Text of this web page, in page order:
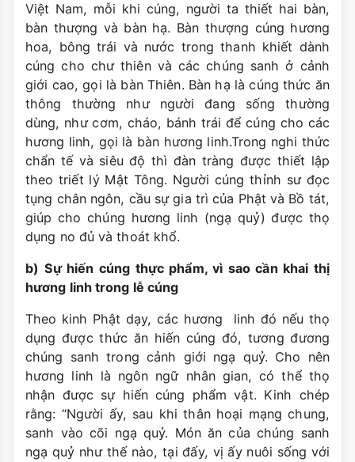
Việt Nam, mỗi khi cúng, người ta thiết hai bàn,
bàn thượng và bàn hạ. Bàn thượng cúng hương
hoa, bông trái và nước trong thanh khiết dành
cúng cho chư thiên và các chúng sanh ở cảnh
giới cao, gọi là bàn Thiên. Bàn hạ là cúng thức ăn
thông thường như người đang sống thường
dùng, như cơm, cháo, bánh trái để cúng cho các
hương linh, gọi là bàn hương linh.Trong nghi thức
chẩn tế và siêu độ thì đàn tràng được thiết lập
theo triết lý Mật Tông. Người cúng thỉnh sư đọc
tụng chân ngôn, cầu sự gia trì của Phật và Bồ tát,
giúp cho chúng hương linh (ngạ quỷ) được thọ
dụng no đủ và thoát khổ.
b) Sự hiến cúng thực phẩm, vì sao cần khai thị
hương linh trong lễ cúng
Theo kinh Phật dạy, các hương linh đó nếu thọ
dụng được thức ăn hiến cúng đó, tương đương
chúng sanh trong cảnh giới ngạ quỷ. Cho nên
hương linh là ngôn ngữ nhân gian, có thể thọ
nhận được sự hiến cúng phẩm vật. Kinh chép
rằng: “Người ấy, sau khi thân hoại mạng chung,
sanh vào cõi ngạ quỷ. Món ăn của chúng sanh
ngạ quỷ như thế nào, tại đấy, vị ấy nuôi sống với